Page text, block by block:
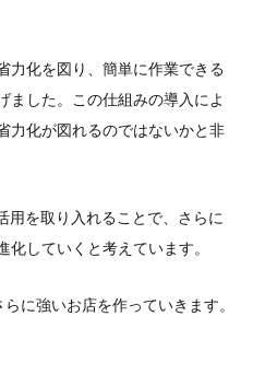
力化を図り、簡単に作業できる
ました。この仕組みの導入によ
力化が図れるのではないかと非
用を取り入れることで、さらに
していくと考えています。
に強いお店を作っていきます。